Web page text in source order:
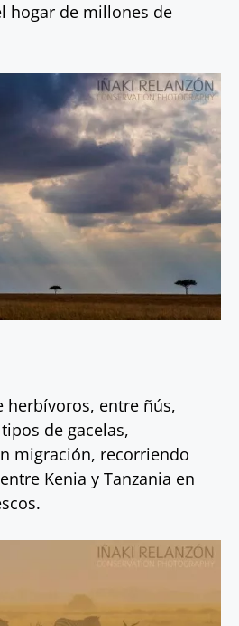
hogar de millones de
herbívoros, entre ñús,
de gacelas,
migración, recorriendo
Kenia y Tanzania en